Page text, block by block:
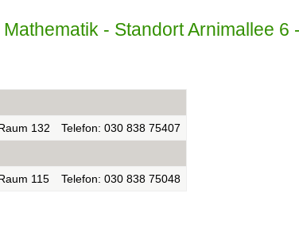
- Standort Arnimallee 6
132
Telefon: 030 838 75407
115 Telefon: 030 838 75048